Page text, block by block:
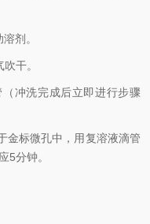
剂。
干。
冲洗完成后立即进行步骤
金标微孔中，用复溶液滴管
5分钟。